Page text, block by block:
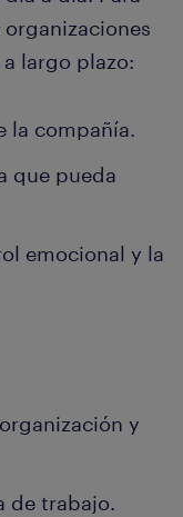
largo plazo:
la compañía.
que pueda
emocional y la
y
de trabajo.